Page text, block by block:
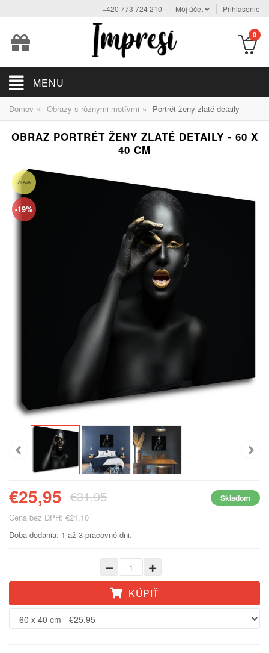
+420 773 724 210 Môj účet Prihlásenie
0
MENU
Domov » Obrazy s rôznymi motívmi » Portrét ženy zlaté detaily
OBRAZ PORTRÉT ŽENY ZLATÉ DETAILY - 60 X
40 CM
ZĽAVA
-19%
€25,95 €31,95 Skladom
Cena bez DPH: €21,10
Doba dodania: 1 až 3 pracovné dni.
KÚPIŤ